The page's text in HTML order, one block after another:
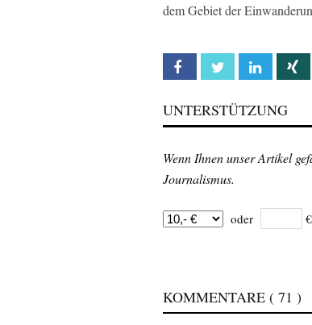
dem Gebiet der
Facebook Twitter Linkedin
UNTERSTÜTZUNG
Wenn Ihnen unser Artikel
Journalismus.
oder €
KOMMENTARE ( 71 )